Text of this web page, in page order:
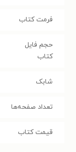
فرمت کتاب
حجم فایل
کتاب
شابک
تعداد صفحه‌ها
قیمت کتاب